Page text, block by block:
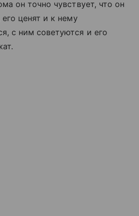
он точно чувствует, что он
ценят и к нему
с ним советуются и его